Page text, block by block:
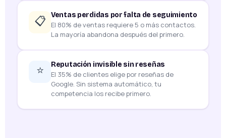
📋 Ventas perdidas por falta de seguimiento
El 80% de ventas requiere 5 o más contactos.
La mayoría abandona después del primero.
⭐ Reputación invisible sin reseñas
El 35% de clientes elige por reseñas de
Google. Sin sistema automático, tu
competencia los recibe primero.